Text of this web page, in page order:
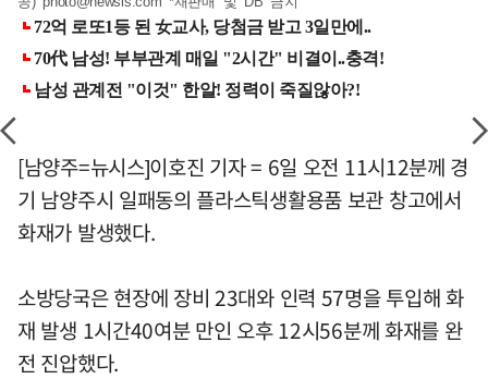
[남양주=뉴시스]이호진 기자 = 6일 오전 11시12분께 경
기 남양주시 일패동의 플라스틱생활용품 보관 창고에서
화재가 발생했다.
소방당국은 현장에 장비 23대와 인력 57명을 투입해 화
재 발생 1시간40여분 만인 오후 12시56분께 화재를 완
전 진압했다.